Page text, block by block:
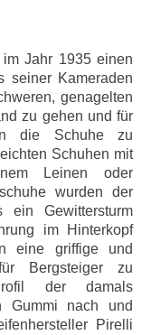
Jahr 1935 einen
seiner Kameraden
genagelten
zu gehen und für
die Schuhe zu
Schuhen mit
Leinen oder
wurden der
ein Gewittersturm
im Hinterkopf
eine griffige und
Bergsteiger zu
der damals
Gummi nach und
Pirelli